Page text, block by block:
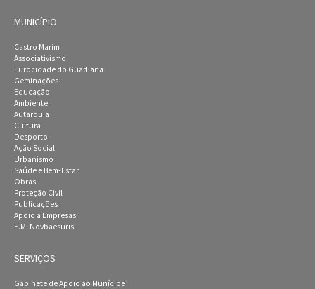
MUNICÍPIO
Castro Marim
Associativismo
Eurocidade do Guadiana
Geminações
Educação
Ambiente
Autarquia
Cultura
Desporto
Ação Social
Urbanismo
Saúde e Bem-Estar
Obras
Proteção Civil
Publicações
Apoio a Empresas
E.M. Novbaesuris
SERVIÇOS
Gabinete de Apoio ao Munícipe